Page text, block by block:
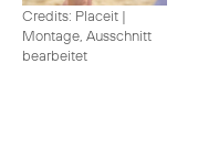
Credits: Placeit |
Montage, Ausschnitt
bearbeitet